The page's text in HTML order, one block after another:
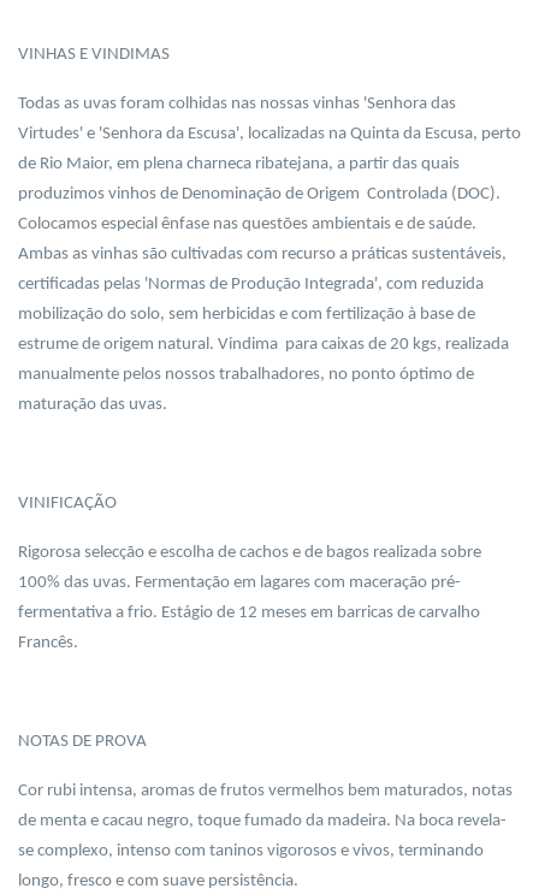
VINHAS E VINDIMAS
Todas as uvas foram colhidas nas nossas vinhas 'Senhora das
Virtudes' e 'Senhora da Escusa', localizadas na Quinta da Escusa, perto
de Rio Maior, em plena charneca ribatejana, a partir das quais
produzimos vinhos de Denominação de Origem Controlada (DOC).
Colocamos especial ênfase nas questões ambientais e de saúde.
Ambas as vinhas são cultivadas com recurso a práticas sustentáveis,
certificadas pelas 'Normas de Produção Integrada', com reduzida
mobilização do solo, sem herbicidas e com fertilização à base de
estrume de origem natural. Vindima para caixas de 20 kgs, realizada
manualmente pelos nossos trabalhadores, no ponto óptimo de
maturação das uvas.
VINIFICAÇÃO
Rigorosa selecção e escolha de cachos e de bagos realizada sobre
100% das uvas. Fermentação em lagares com maceração pré-
fermentativa a frio. Estágio de 12 meses em barricas de carvalho
Francês.
NOTAS DE PROVA
Cor rubi intensa, aromas de frutos vermelhos bem maturados, notas
de menta e cacau negro, toque fumado da madeira. Na boca revela-
se complexo, intenso com taninos vigorosos e vivos, terminando
longo, fresco e com suave persistência.